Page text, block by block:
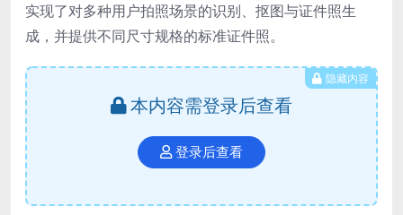
实现了对多种用户拍照场景的识别、抠图与证件照生
成，并提供不同尺寸规格的标准证件照。
隐藏内容
本内容需登录后查看
登录后查看